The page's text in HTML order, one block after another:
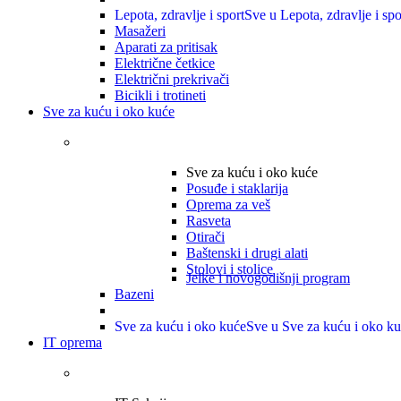
Lepota, zdravlje i sportSve u Lepota, zdravlje i
Masažeri
Aparati za pritisak
Električne četkice
Električni prekrivači
Bicikli i trotineti
Sve za kuću i oko kuće
Sve za kuću i oko kuće
Posuđe i staklarija
Oprema za veš
Rasveta
Otirači
Baštenski i drugi alati
Stolovi i stolice
Jelke i novogodišnji program
Bazeni
Sve za kuću i oko kućeSve u Sve za kuću i oko
IT oprema